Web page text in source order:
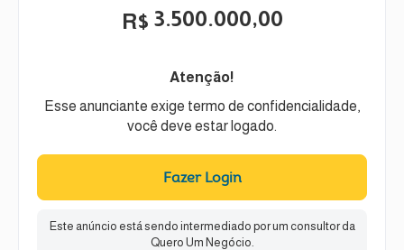
R$ 3.500.000,00
Atenção!
Esse anunciante exige termo de confidencialidade,
você deve estar logado.
Fazer Login
Este anúncio está sendo intermediado por um consultor da
Quero Um Negócio.